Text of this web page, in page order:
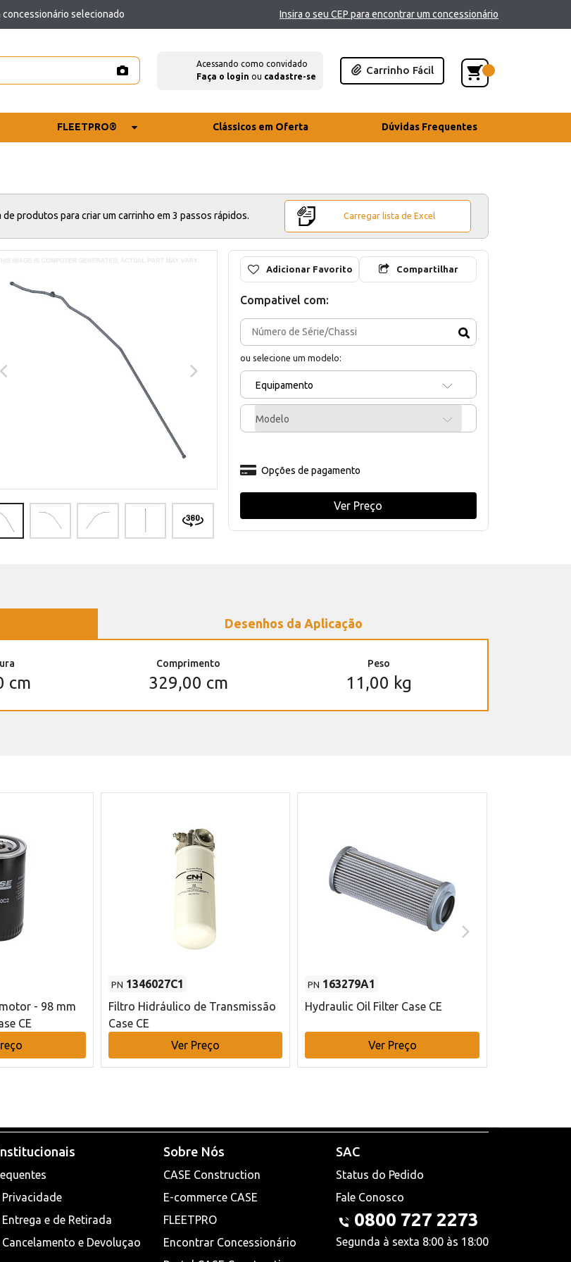
concessionário selecionado Insira o seu CEP para encontrar um concessionário
Acessando como convidado
Faça o login ou cadastre-se
Carrinho Fácil
FLEETPRO® Clássicos em Oferta Dúvidas Frequentes
de produtos para criar um carrinho em 3 passos rápidos. Carregar lista de Excel
Adicionar Favorito Compartilhar
Compativel com:
ou selecione um modelo:
Equipamento
Modelo
Opções de pagamento
Ver Preço
Desenhos da Aplicação
cm
Comprimento
329,00 cm
Peso
11,00 kg
- 98 mm
CE
PN 1346027C1
Filtro Hidráulico de Transmissão
Case CE
Ver Preço
PN 163279A1
Hydraulic Oil Filter Case CE
Ver Preço
e de Retirada
e Devoluçao
Sobre Nós
CASE Construction
E-commerce CASE
FLEETPRO
Encontrar Concessionário
SAC
Status do Pedido
Fale Conosco
0800 727 2273
Segunda à sexta 8:00 às 18:00